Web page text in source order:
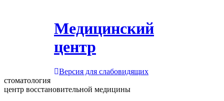
Медицинский
центр
Версия для слабовидящих
стоматология
центр восстановительной медицины